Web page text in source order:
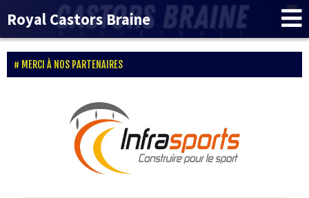
Royal Castors Braine
MERCI À NOS PARTENAIRES